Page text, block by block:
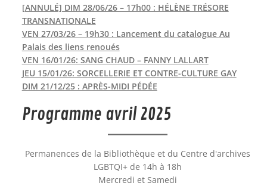
[ANNULÉ] DIM 28/06/26 – 17h00 : HÉLÈNE TRÉSORE
TRANSNATIONALE
VEN 27/03/26 – 19h30 : Lancement du catalogue Au
Palais des liens renoués
VEN 16/01/26: SANG CHAUD – FANNY LALLART
JEU 15/01/26: SORCELLERIE ET CONTRE-CULTURE GAY
DIM 21/12/25 : APRÈS-MIDI PÉDÉE
Programme avril 2025
Permanences de la Bibliothèque et du Centre d'archives
LGBTQI+ de 14h à 18h
Mercredi et Samedi